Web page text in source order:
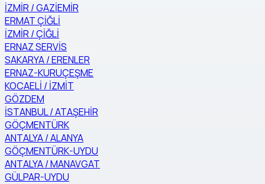
İZMİR / GAZİEMİR
ERMAT ÇİĞLİ
İZMİR / ÇİĞLİ
ERNAZ SERVİS
SAKARYA / ERENLER
ERNAZ-KURUÇEŞME
KOCAELİ / İZMİT
GÖZDEM
İSTANBUL / ATAŞEHİR
GÖÇMENTÜRK
ANTALYA / ALANYA
GÖÇMENTÜRK-UYDU
ANTALYA / MANAVGAT
GÜLPAR-UYDU